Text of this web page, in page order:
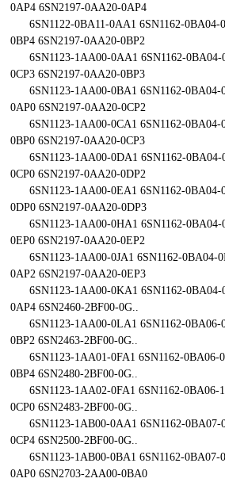
0AP4 6SN2197-0AA20-0AP4
6SN1122-0BA11-0AA1 6SN1162-0BA04-
0BP4 6SN2197-0AA20-0BP2
6SN1123-1AA00-0AA1 6SN1162-0BA04-
0CP3 6SN2197-0AA20-0BP3
6SN1123-1AA00-0BA1 6SN1162-0BA04-
0AP0 6SN2197-0AA20-0CP2
6SN1123-1AA00-0CA1 6SN1162-0BA04-
0BP0 6SN2197-0AA20-0CP3
6SN1123-1AA00-0DA1 6SN1162-0BA04-
0CP0 6SN2197-0AA20-0DP2
6SN1123-1AA00-0EA1 6SN1162-0BA04-
0DP0 6SN2197-0AA20-0DP3
6SN1123-1AA00-0HA1 6SN1162-0BA04-
0EP0 6SN2197-0AA20-0EP2
6SN1123-1AA00-0JA1 6SN1162-0BA04-
0AP2 6SN2197-0AA20-0EP3
6SN1123-1AA00-0KA1 6SN1162-0BA04-
0AP4 6SN2460-2BF00-0G..
6SN1123-1AA00-0LA1 6SN1162-0BA06-
0BP2 6SN2463-2BF00-0G..
6SN1123-1AA01-0FA1 6SN1162-0BA06-
0BP4 6SN2480-2BF00-0G..
6SN1123-1AA02-0FA1 6SN1162-0BA06-
0CP0 6SN2483-2BF00-0G..
6SN1123-1AB00-0AA1 6SN1162-0BA07-
0CP4 6SN2500-2BF00-0G..
6SN1123-1AB00-0BA1 6SN1162-0BA07-
0AP0 6SN2703-2AA00-0BA0